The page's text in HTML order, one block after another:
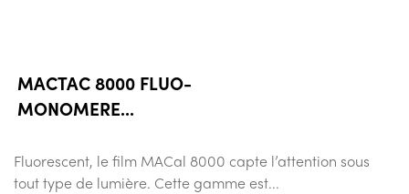
MACTAC 8000 FLUO-
MONOMERE...
Fluorescent, le film MACal 8000 capte l’attention sous
tout type de lumière. Cette gamme est...